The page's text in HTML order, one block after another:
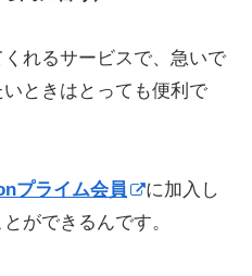
くれるサービスで、急いで
ときはとっても便利で
プライム会員
に加入し
ができるんです。